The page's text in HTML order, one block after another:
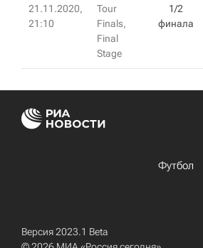
21.11.2020,
21:10
Tour
Finals,
Final
Stage
1/2
финала
Футбол
Версия 2023.1 Beta